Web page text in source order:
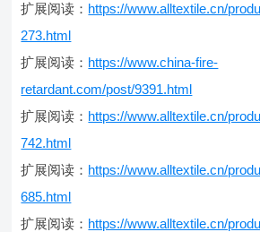
扩展阅读： https://www.alltextile.cn/
273.html
扩展阅读： https://www.china-fire-
retardant.com/post/9391.html
扩展阅读： https://www.alltextile.cn/
742.html
扩展阅读： https://www.alltextile.cn/
685.html
扩展阅读： https://www.alltextile.cn/